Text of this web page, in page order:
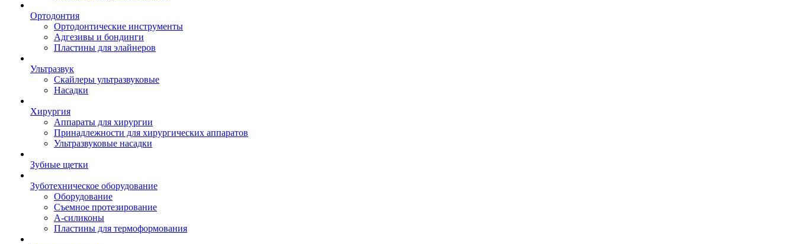
Ортодонтия
Ортодонтические инструменты
Адгезивы и бондинги
Пластины для элайнеров
Ультразвук
Скайлеры ультразвуковые
Насадки
Хирургия
Аппараты для хирургии
Принадлежности для хирургических аппаратов
Ультразвуковые насадки
Зубные щетки
Зуботехническое оборудование
Оборудование
Съемное протезирование
А-силиконы
Пластины для термоформования